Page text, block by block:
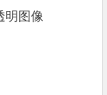
明图像